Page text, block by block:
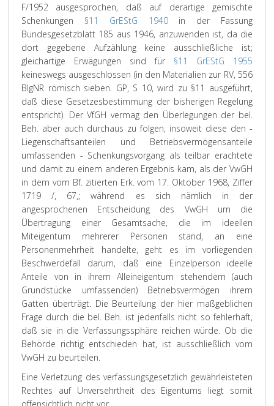
F/1952 ausgesprochen, daß auf derartige gemischte
Schenkungen §11 GrEStG 1940in der Fassung
Bundesgesetzblatt 185 aus 1946, anzuwenden ist, da die
dort gegebene Aufzählung keine ausschließliche ist;
gleichartige Erwägungen sind für §11 GrEStG 1955
keineswegs ausgeschlossen (in den Materialien zur RV, 556
BlgNR römisch sieben. GP, S 10, wird zu §11 ausgeführt,
daß diese Gesetzesbestimmung der bisherigen Regelung
entspricht). Der VfGH vermag den Überlegungen der bel.
Beh. aber auch durchaus zu folgen, insoweit diese den -
Liegenschaftsanteilen und Betriebsvermögensanteile
umfassenden - Schenkungsvorgang als teilbar erachtete
und damit zu einem anderen Ergebnis kam, als der VwGH
in dem vom Bf. zitierten Erk. vom 17. Oktober 1968, Ziffer
1719 /, 67,; während es sich nämlich in der
angesprochenen Entscheidung des VwGH um die
Übertragung einer Gesamtsache, die im ideellen
Miteigentum mehrerer Personen stand, an eine
Personenmehrheit handelte, geht es im vorliegenden
Beschwerdefall darum, daß eine Einzelperson ideelle
Anteile von in ihrem Alleineigentum stehendem (auch
Grundstücke umfassenden) Betriebsvermögen ihrem
Gatten überträgt. Die Beurteilung der hier maßgeblichen
Frage durch die bel. Beh. ist jedenfalls nicht so fehlerhaft,
daß sie in die Verfassungssphäre reichen würde. Ob die
Behörde richtig entschieden hat, ist ausschließlich vom
VwGH zu beurteilen.
Eine Verletzung des verfassungsgesetzlich gewährleisteten
Rechtes auf Unversehrtheit des Eigentums liegt somit